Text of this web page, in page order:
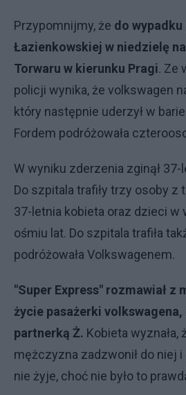
Przypomnijmy, że do wypadku
Łazienkowskiej w niedzielę
Torwaru w kierunku Pragi. Ze
policji wynika, że volkswagen
który następnie uderzył w
Fordem podróżowała
W wyniku zderzenia zginął
Do szpitala trafiły trzy osoby z
37-letnia kobieta oraz dzieci w
ośmiu lat. Do szpitala trafiła
podróżowała Volkswagenem.
"Super Express" rozmawiał z
życie pasażerki
partnerką Ż. Kobieta wyznała,
mężczyzna zadzwonił do niej i
nie żyje, choć nie było to